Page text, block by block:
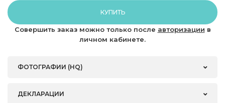
КУПИТЬ
Совершить заказ можно только после авторизации в
личном кабинете.
ФОТОГРАФИИ (HQ)
ДЕКЛАРАЦИИ